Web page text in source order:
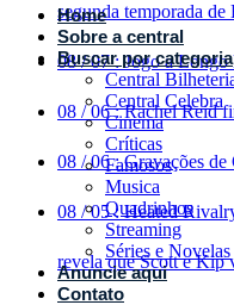
segunda temporada
08 / 07 : Jogo a Longo
08 / 06 : Rachel Reid
08 / 06 : Gravações de
08 / 05 : Heated
revela que Scott e Kip
Home
Sobre a central
Buscar por categoria
Central
Central Celebra
Cinema
Críticas
Famosos
Musica
Quadrinhos
Streaming
Séries e Novelas
Anuncie aqui
Contato